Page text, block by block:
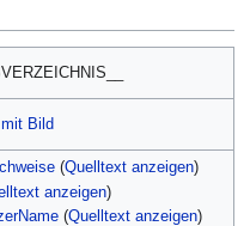
Bild
(Quelltext anzeigen)
anzeigen)
(Quelltext anzeigen)